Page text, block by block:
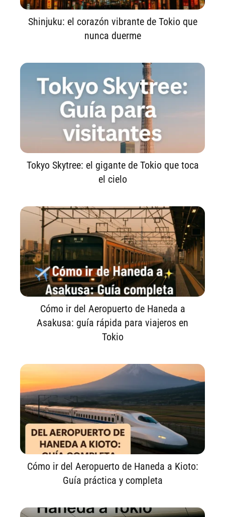
Shinjuku: el corazón vibrante de Tokio que
nunca duerme
Tokyo Skytree: el gigante de Tokio que toca
el cielo
Cómo ir del Aeropuerto de Haneda a
Asakusa: guía rápida para viajeros en
Tokio
Cómo ir del Aeropuerto de Haneda a Kioto:
Guía práctica y completa